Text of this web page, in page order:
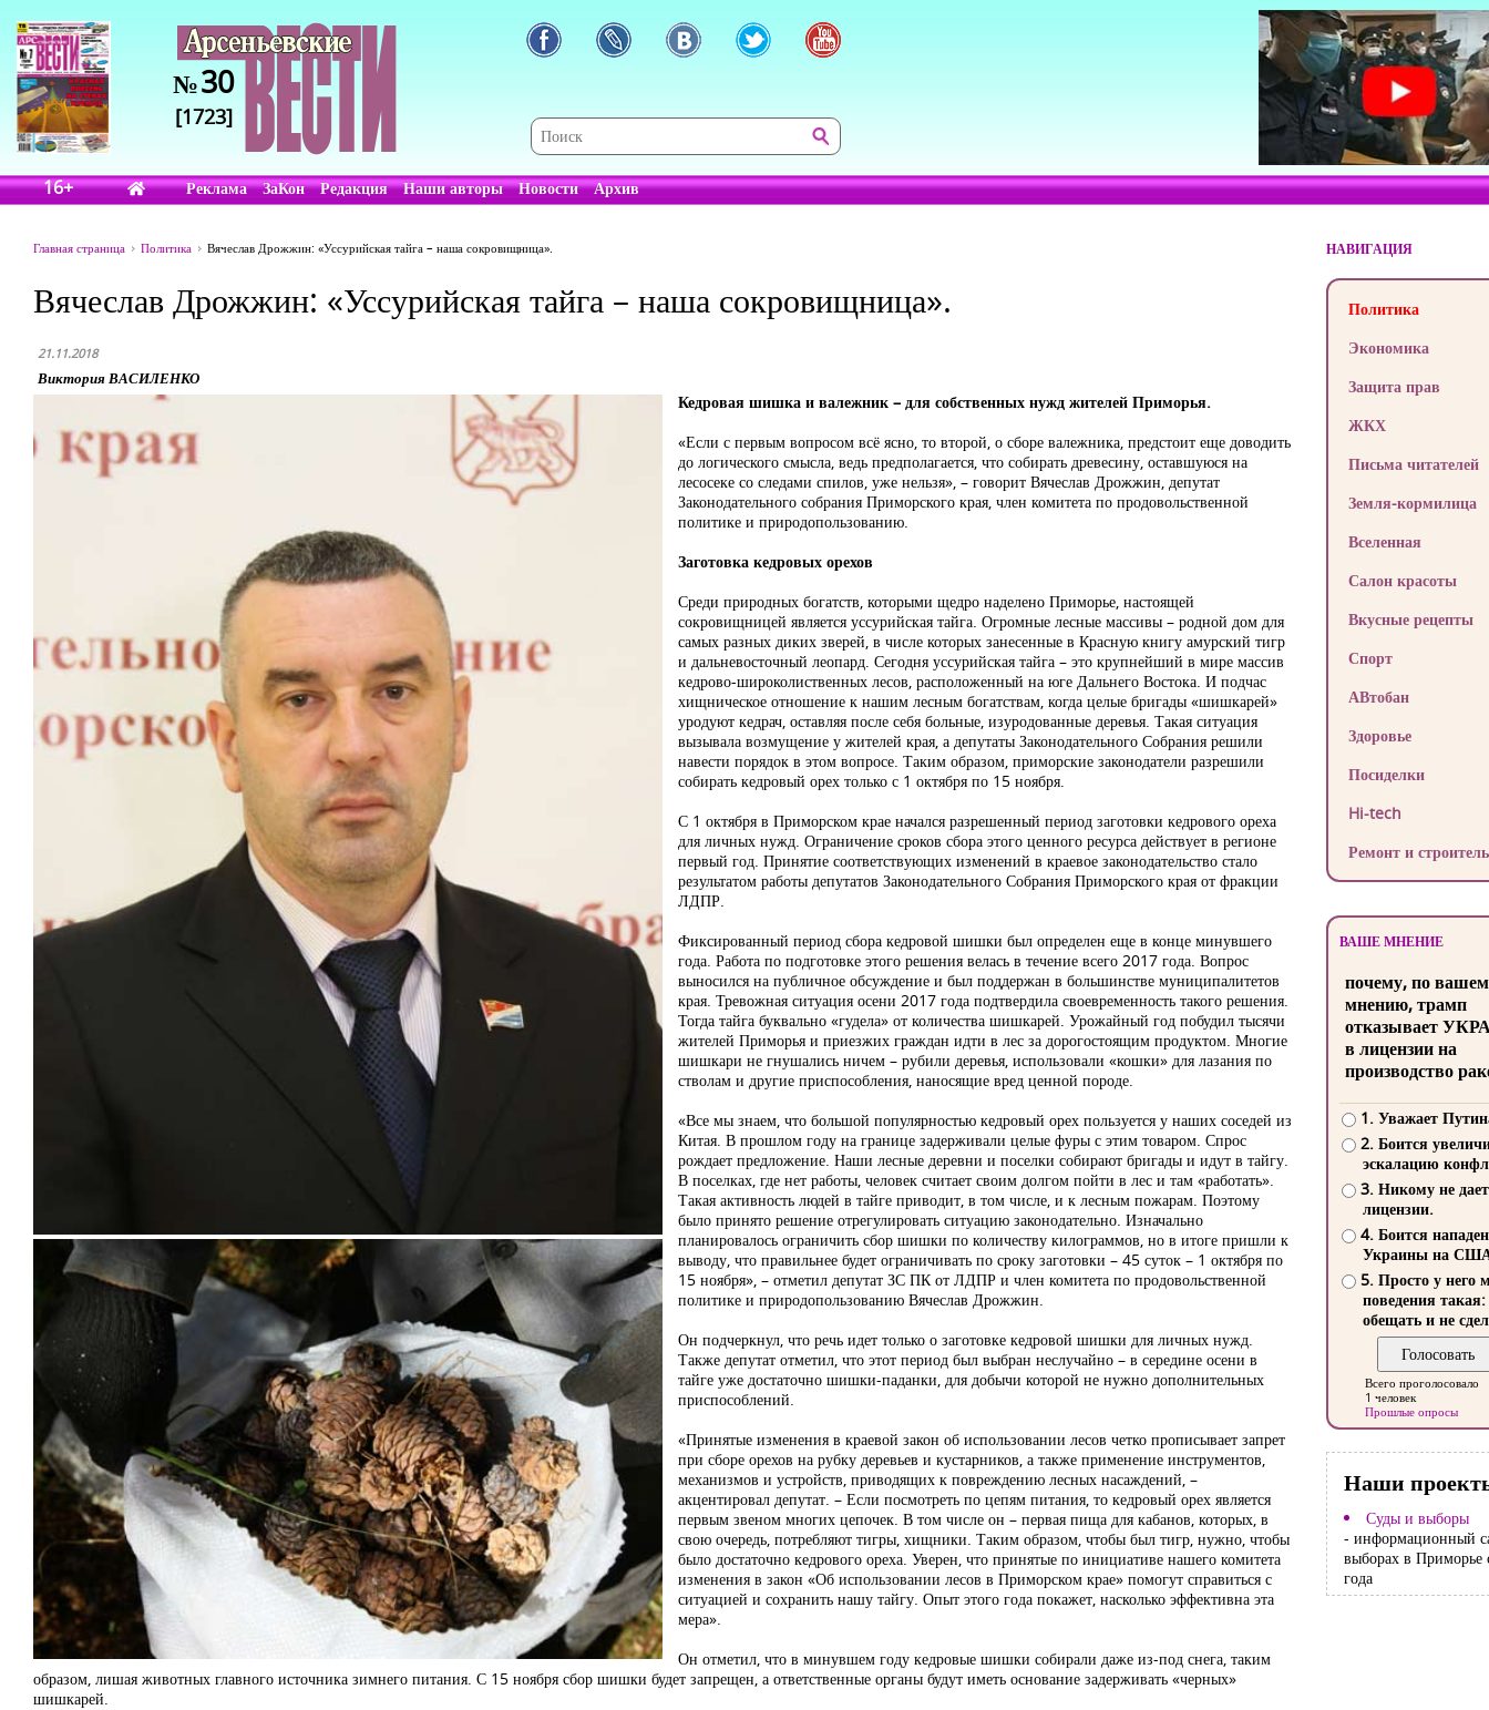
№30
[1723]
16+ Реклама ЗаКон Редакция Наши авторы Новости Архив
Главная страница Политика Вячеслав Дрожжин: «Уссурийская тайга – наша сокровищница».
Вячеслав Дрожжин: «Уссурийская тайга – наша сокровищница».
21.11.2018
Виктория ВАСИЛЕНКО
Кедровая шишка и валежник – для собственных нужд жителей Приморья.
«Если с первым вопросом всё ясно, то второй, о сборе валежника, предстоит еще доводить
до логического смысла, ведь предполагается, что собирать древесину, оставшуюся на
лесосеке со следами спилов, уже нельзя», – говорит Вячеслав Дрожжин, депутат
Законодательного собрания Приморского края, член комитета по продовольственной
политике и природопользованию.
Заготовка кедровых орехов
Среди природных богатств, которыми щедро наделено Приморье, настоящей
сокровищницей является уссурийская тайга. Огромные лесные массивы – родной дом для
самых разных диких зверей, в числе которых занесенные в Красную книгу амурский тигр
и дальневосточный леопард. Сегодня уссурийская тайга – это крупнейший в мире массив
кедрово-широколиственных лесов, расположенный на юге Дальнего Востока. И подчас
хищническое отношение к нашим лесным богатствам, когда целые бригады «шишкарей»
уродуют кедрач, оставляя после себя больные, изуродованные деревья. Такая ситуация
вызывала возмущение у жителей края, а депутаты Законодательного Собрания решили
навести порядок в этом вопросе. Таким образом, приморские законодатели разрешили
собирать кедровый орех только с 1 октября по 15 ноября.
С 1 октября в Приморском крае начался разрешенный период заготовки кедрового ореха
для личных нужд. Ограничение сроков сбора этого ценного ресурса действует в регионе
первый год. Принятие соответствующих изменений в краевое законодательство стало
результатом работы депутатов Законодательного Собрания Приморского края от фракции
ЛДПР.
Фиксированный период сбора кедровой шишки был определен еще в конце минувшего
года. Работа по подготовке этого решения велась в течение всего 2017 года. Вопрос
выносился на публичное обсуждение и был поддержан в большинстве муниципалитетов
края. Тревожная ситуация осени 2017 года подтвердила своевременность такого решения.
Тогда тайга буквально «гудела» от количества шишкарей. Урожайный год побудил тысячи
жителей Приморья и приезжих граждан идти в лес за дорогостоящим продуктом. Многие
шишкари не гнушались ничем – рубили деревья, использовали «кошки» для лазания по
стволам и другие приспособления, наносящие вред ценной породе.
«Все мы знаем, что большой популярностью кедровый орех пользуется у наших соседей из
Китая. В прошлом году на границе задерживали целые фуры с этим товаром. Спрос
рождает предложение. Наши лесные деревни и поселки собирают бригады и идут в тайгу.
В поселках, где нет работы, человек считает своим долгом пойти в лес и там «работать».
Такая активность людей в тайге приводит, в том числе, и к лесным пожарам. Поэтому
было принято решение отрегулировать ситуацию законодательно. Изначально
планировалось ограничить сбор шишки по количеству килограммов, но в итоге пришли к
выводу, что правильнее будет ограничивать по сроку заготовки – 45 суток – 1 октября по
15 ноября», – отметил депутат ЗС ПК от ЛДПР и член комитета по продовольственной
политике и природопользованию Вячеслав Дрожжин.
Он подчеркнул, что речь идет только о заготовке кедровой шишки для личных нужд.
Также депутат отметил, что этот период был выбран неслучайно – в середине осени в
тайге уже достаточно шишки-паданки, для добычи которой не нужно дополнительных
приспособлений.
«Принятые изменения в краевой закон об использовании лесов четко прописывает запрет
при сборе орехов на рубку деревьев и кустарников, а также применение инструментов,
механизмов и устройств, приводящих к повреждению лесных насаждений, –
акцентировал депутат. – Если посмотреть по цепям питания, то кедровый орех является
первым звеном многих цепочек. В том числе он – первая пища для кабанов, которых, в
свою очередь, потребляют тигры, хищники. Таким образом, чтобы был тигр, нужно, чтобы
было достаточно кедрового ореха. Уверен, что принятые по инициативе нашего комитета
изменения в закон «Об использовании лесов в Приморском крае» помогут справиться с
ситуацией и сохранить нашу тайгу. Опыт этого года покажет, насколько эффективна эта
мера».
Он отметил, что в минувшем году кедровые шишки собирали даже из-под снега, таким
образом, лишая животных главного источника зимнего питания. С 15 ноября сбор шишки будет запрещен, а ответственные органы будут иметь основание задерживать «черных»
шишкарей.
НАВИГАЦИЯ
Политика
Экономика
Защита прав
ЖКХ
Письма читателей
Земля-кормилица
Вселенная
Салон красоты
Вкусные рецепты
Спорт
АВтобан
Здоровье
Посиделки
Hi-tech
Ремонт и
ВАШЕ МНЕНИЕ
почему, по
мнению, трамп
отказывает
в лицензии на
производство
1. Уважает
2. Боится
эскалацию
3. Никому не
лицензии.
4. Боится
Украины на
5. Просто у него
поведения такая:
обещать и не
Всего проголосовало
1 человек
Прошлые опросы
Наши
Суды и выборы
- информационный
выборах в Приморье
года